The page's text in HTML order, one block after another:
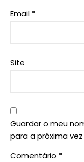
Email *
Site
Guardar o meu
para a próxima
Comentário *